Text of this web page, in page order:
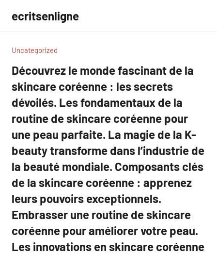
contenu
ecritsenligne
Uncategorized
Découvrez le monde fascinant de la
skincare coréenne : les secrets
dévoilés. Les fondamentaux de la
routine de skincare coréenne pour
une peau parfaite. La magie de la K-
beauty transforme dans l’industrie de
la beauté mondiale. Composants clés
de la skincare coréenne : apprenez
leurs pouvoirs exceptionnels.
Embrasser une routine de skincare
coréenne pour améliorer votre peau.
Les innovations en skincare coréenne